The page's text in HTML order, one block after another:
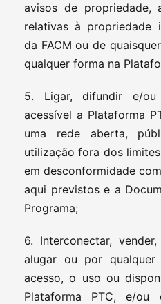
avisos de propriedade,
relativas à propriedade
da FACM ou de
qualquer forma na
5. Ligar, difundir e/
acessível a Plataforma
uma rede aberta,
utilização fora dos
em desconformidade
aqui previstos e a
Programa;
6. Interconectar,
alugar ou por
acesso, o uso ou
Plataforma PTC, e/